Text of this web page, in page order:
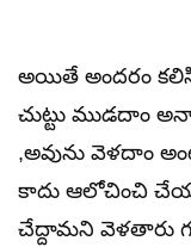
అయితే అందరం కలిసి
చుట్టు ముడదాం
,అవును వెళదాం
కాదు ఆలోచించి
చేద్దామని వెళతారు